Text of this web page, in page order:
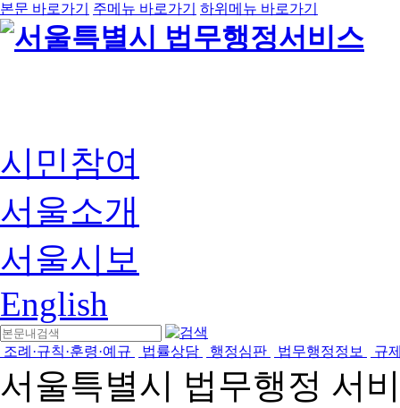
본문 바로가기 주메뉴 바로가기 하위메뉴 바로가기
시민참여
서울소개
서울시보
English
조례·규칙·훈령·예규 법률상담 행정심판 법무행정정보 규
서울특별시 법무행정 서